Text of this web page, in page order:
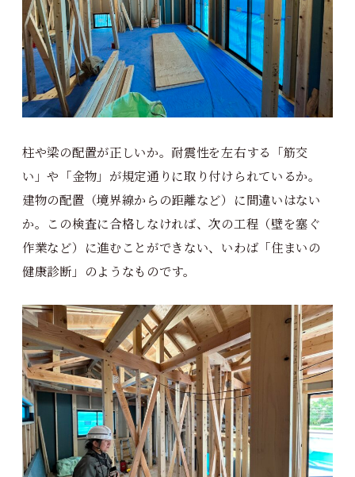
柱や梁の配置が正しいか。耐震性を左右する「筋交
い」や「金物」が規定通りに取り付けられているか。
建物の配置（境界線からの距離など）に間違いはない
か。この検査に合格しなければ、次の工程（壁を塞ぐ
作業など）に進むことができない、いわば「住まいの
健康診断」のようなものです。